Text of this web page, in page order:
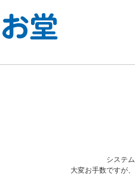
システ
大変お手数ですが